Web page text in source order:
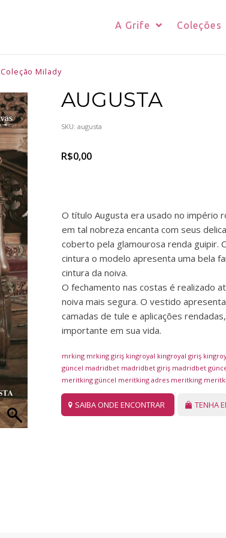
A Grife Coleções
Coleção Milady
AUGUSTA
SKU: augusta
R$0,00
O título Augusta era usado no império
em tal nobreza encanta com seus
coberto pela glamourosa renda guipir.
cintura o modelo apresenta uma bela
cintura da noiva.
O fechamento nas costas é realizado
noiva mais segura. O vestido
camadas de tule e aplicações
importante em sua vida.
mrking mrking giriş kingroyal kingroyal giriş
güncel madridbet madridbet giriş madridbet
meritking güncel meritking adres meritking
SAIBA ONDE ENCONTRAR TENHA